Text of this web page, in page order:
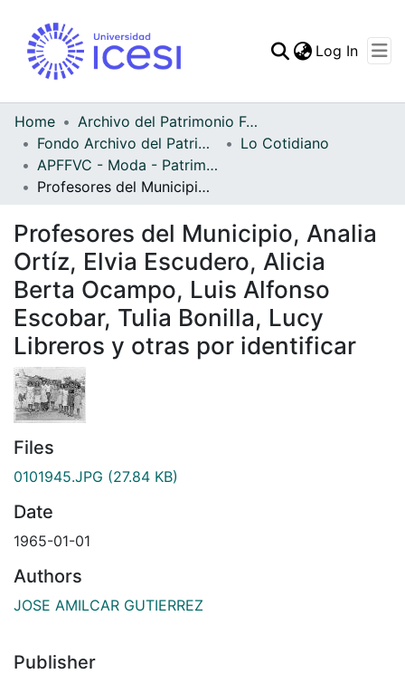
Statistics
Log In
Home
Archivo del Patrimonio Fotográfico y Fílmico del Valle del Cauca
Fondo Archivo del Patrimonio Fotográfico y Fílmico del Valle del Cauca
Lo Cotidiano
APFFVC - Moda - Patrimonial
Profesores del Municipio, Analia Ortíz, Elvia Escudero, Alicia Berta Ocampo, Luis Alfonso Escobar, Tulia Bonilla, Lucy Libreros y otras por identificar
Profesores del Municipio, Analia
Ortíz, Elvia Escudero, Alicia
Berta Ocampo, Luis Alfonso
Escobar, Tulia Bonilla, Lucy
Libreros y otras por identificar
Files
0101945.JPG (27.84 KB)
Date
1965-01-01
Authors
JOSE AMILCAR GUTIERREZ
Publisher